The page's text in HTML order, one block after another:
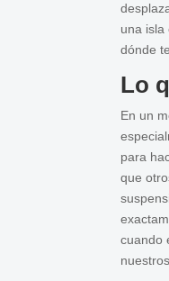
una isla
dónde
Lo
En un
para
que
cuando